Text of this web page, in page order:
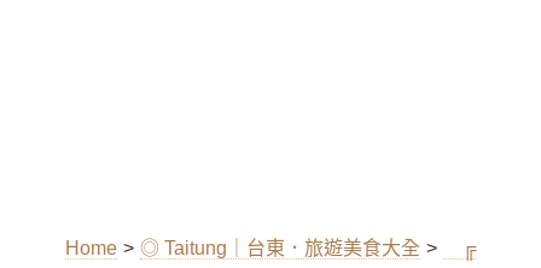
Home > ◎ Taitung｜台東．旅遊美食大全 >
╔